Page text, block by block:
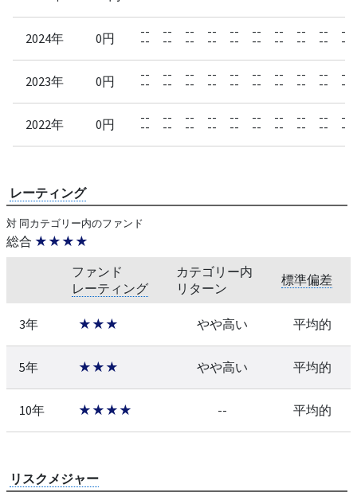
2024年 0円 --
--
--
--
--
--
--
--
--
--
--
--
--
--
--
--
--
--
--
--
2023年 0円 --
--
--
--
--
--
--
--
--
--
--
--
--
--
--
--
--
--
--
--
2022年 0円 --
--
--
--
--
--
--
--
--
--
--
--
--
--
--
--
--
--
--
--
レーティング
対 同カテゴリー内のファンド
総合 ★★★★
ファンド
レーティング
カテゴリー内
リターン
標準偏差
3年 ★★★ やや高い 平均的
5年 ★★★ やや高い 平均的
10年 ★★★★ -- 平均的
リスクメジャー